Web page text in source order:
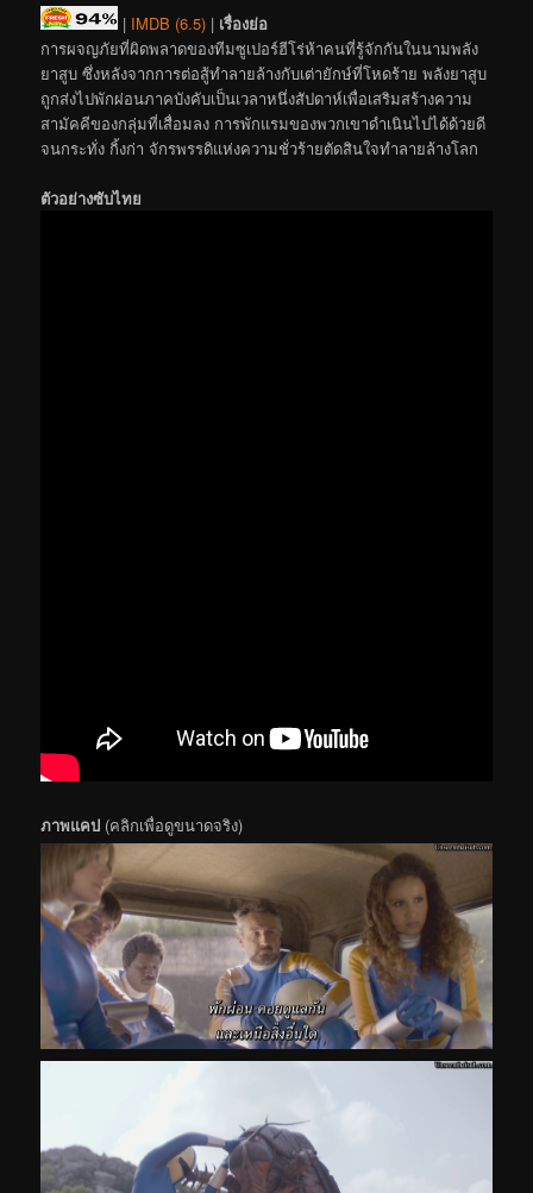
| IMDB (6.5) | เรื่องย่อ
การผจญภัยที่ผิดพลาดของทีมซูเปอร์ฮีโร่ห้าคนที่รู้จักกันในนามพลัง
ยาสูบ ซึ่งหลังจากการต่อสู้ทำลายล้างกับเต่ายักษ์ที่โหดร้าย พลังยาสูบ
ถูกส่งไปพักผ่อนภาคบังคับเป็นเวลาหนึ่งสัปดาห์เพื่อเสริมสร้างความ
สามัคคีของกลุ่มที่เสื่อมลง การพักแรมของพวกเขาดำเนินไปได้ด้วยดี
จนกระทั่ง กิ้งก่า จักรพรรดิแห่งความชั่วร้ายตัดสินใจทำลายล้างโลก
ตัวอย่างซับไทย
ภาพแคป (คลิกเพื่อดูขนาดจริง)